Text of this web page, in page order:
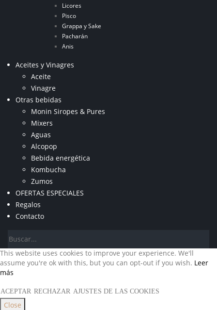
Licores
Pisco
Grappa y Sake
Pacharán
Anis
Aceites y Vinagres
Aceite
Vinagre
Otras bebidas
Monin Siropes & Pures
Mixers
Aguas
Alcopop
Bebida energética
Kombucha
Zumos
OFERTAS ESPECIALES
Regalos
Contacto
This website uses cookies to improve your experience. We'll
assume you're ok with this, but you can opt-out if you wish. Leer
más
ACEPTAR RECHAZAR AJUSTES DE LAS COOKIES
Close